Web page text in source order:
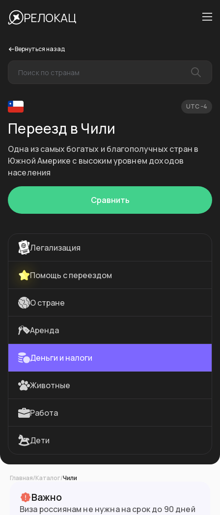
РЕЛОКАЦ
Вернуться назад
UTC −4
Переезд в Чили
Одна из самых богатых и благополучных стран в
Южной Америке с высоким уровнем доходов
населения
Сравнить
Легализация
Помощь с переездом
О стране
Аренда
Деньги и налоги
Животные
Работа
Дети
Главная/Каталог/Чили
Важно
Виза россиянам не нужна на срок до 90 дней